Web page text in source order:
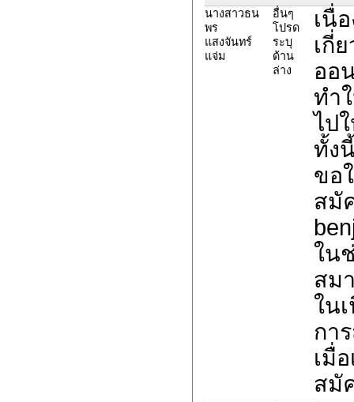
นางสาวธน
พร
แสงจันทร์
แจ่ม
อื่นๆ
โปรด
ระบุ
ด้าน
ล่าง
เนื่
เกี่
ออ
ทำ
ไป
ทั้ง
ขอ
สมั
ใน
สม
ใน
กา
เมื่
สมั